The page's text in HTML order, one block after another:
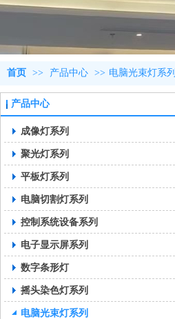
首页 >> 产品中心 >> 电脑光束灯系列
产品中心
成像灯系列
聚光灯系列
平板灯系列
电脑切割灯系列
控制系统设备系列
电子显示屏系列
数字条形灯
摇头染色灯系列
电脑光束灯系列